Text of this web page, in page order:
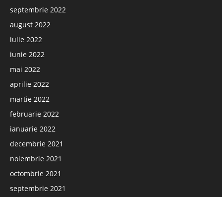
septembrie 2022
august 2022
iulie 2022
iunie 2022
mai 2022
aprilie 2022
martie 2022
februarie 2022
ianuarie 2022
decembrie 2021
noiembrie 2021
octombrie 2021
septembrie 2021